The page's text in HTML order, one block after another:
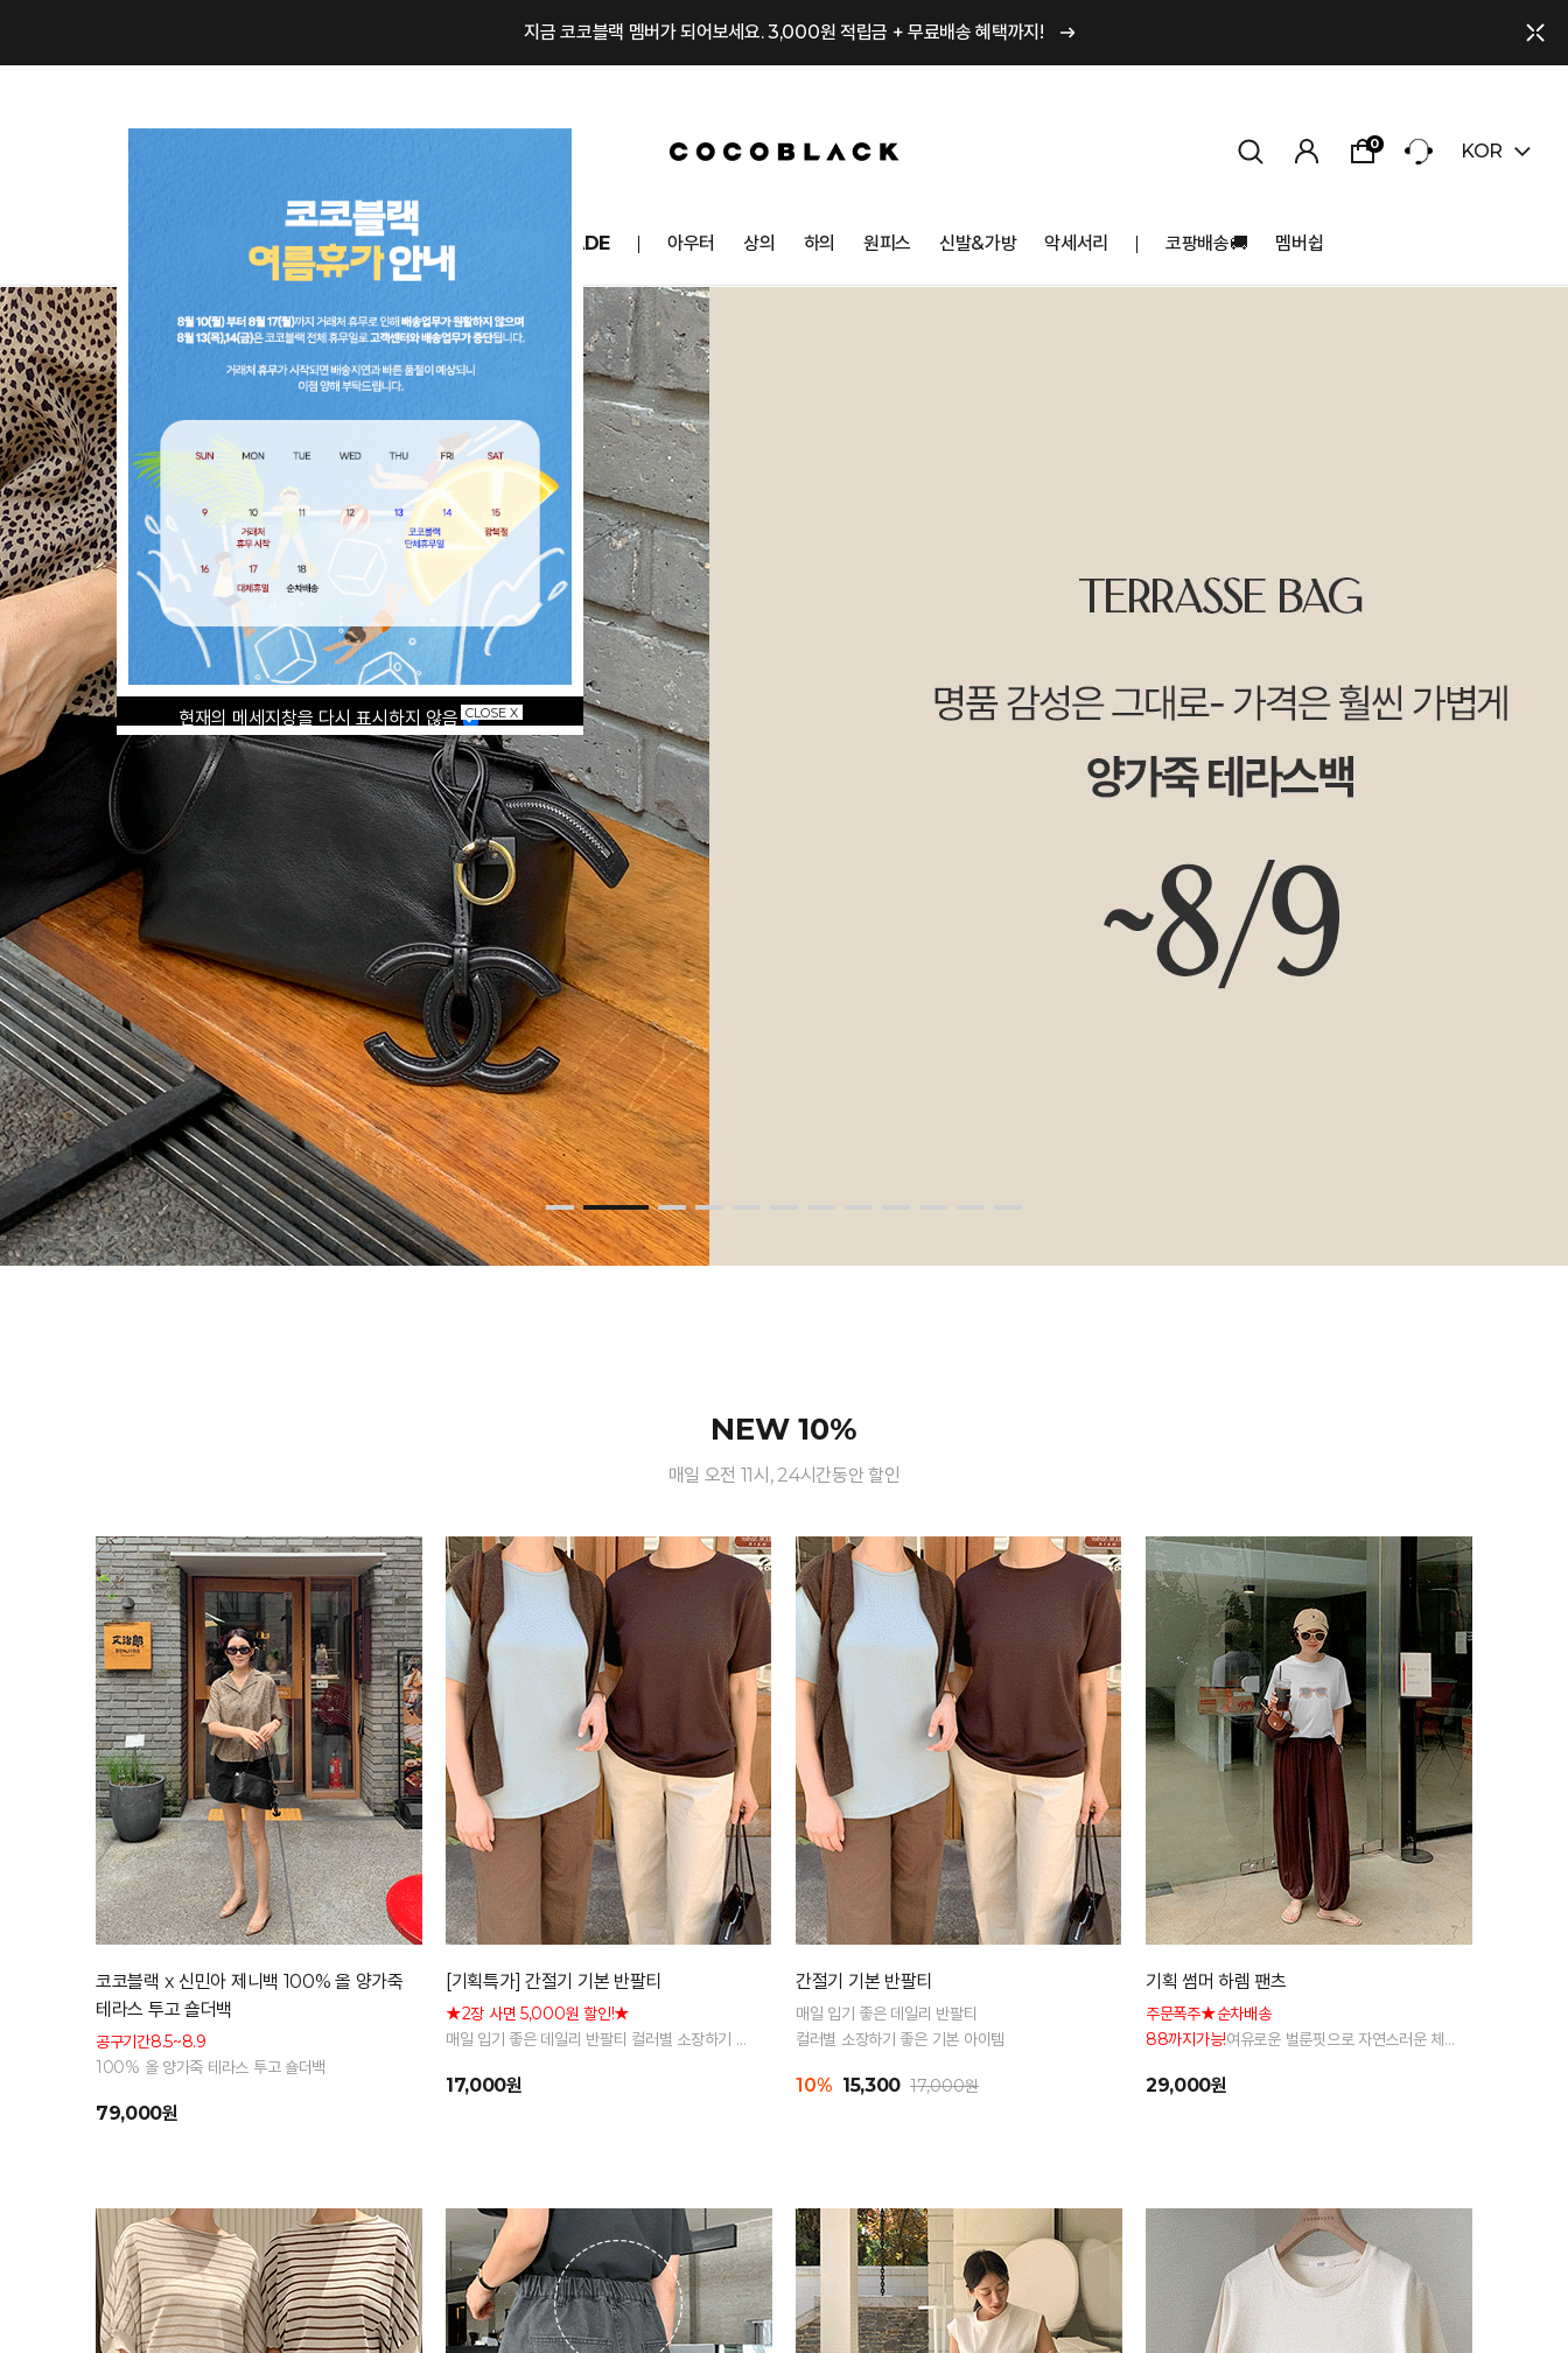
지금 코코블랙 멤버가 되어보세요. 3,000원 적립금 + 무료배송 혜택까지!
0 KOR
NEW10% BEST30 COCOMADE 아우터 상의 하의 원피스 신발&가방 악세서리 코팡배송🚚 멤버쉽
NEW 10%
매일 오전 11시, 24시간동안 할인
코코블랙 x 신민아 제니백 100% 올 양가죽
테라스 투고 숄더백
공구기간8.5~8.9
100% 올 양가죽 테라스 투고 숄더백
79,000원
[기획특가] 간절기 기본 반팔티
★2장 사면 5,000원 할인!★
매일 입기 좋은 데일리 반팔티 컬러별 소장하기 좋
17,000원
간절기 기본 반팔티
매일 입기 좋은 데일리 반팔티
컬러별 소장하기 좋은 기본 아이템
10% 15,300 17,000원
기획 썸머 하렘 팬츠
주문폭주★순차배송
88까지가능!여유로운 벌룬핏으로 자연스러운 체
29,000원
현재의 메세지창을 다시 표시하지 않음CLOSE X